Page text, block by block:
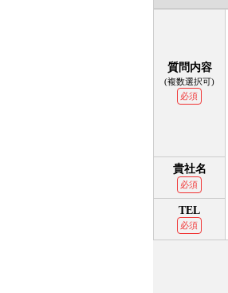
質問内容
(複数選択可)
必須
貴社名
必須
TEL
必須